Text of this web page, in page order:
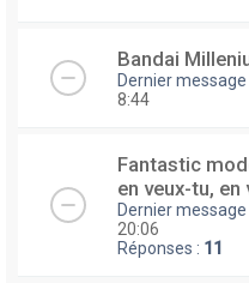
Bandai
Dernier
8:44
Fantastic
en veux-tu, en
Dernier
20:06
Réponses : 11